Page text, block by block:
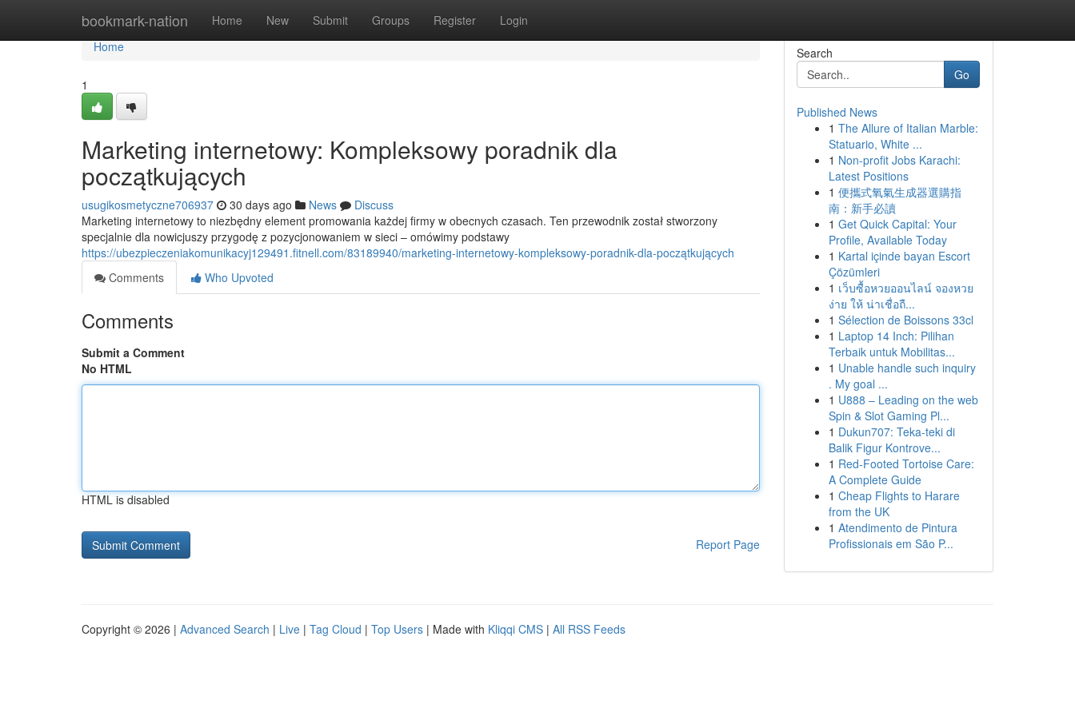
bookmark-nation Home New Submit Groups Register Login
Home
Home
1
Marketing internetowy: Kompleksowy poradnik dla
początkujących
usugikosmetyczne706937 30 days ago News
Discuss
Marketing internetowy to niezbędny element promowania każdej firmy w obecnych czasach. Ten przewodnik został stworzony
specjalnie dla nowicjuszy przygodę z pozycjonowaniem w sieci – omówimy podstawy
https://ubezpieczeniakomunikacyj129491.fitnell.com/83189940/marketing-internetowy-kompleksowy-poradnik-dla-początkujących
Comments
Who Upvoted
Comments
Submit a Comment
No HTML
HTML is disabled
Report Page
Search
Go
Published News
1 The Allure of Italian Marble:
Statuario, White ...
1 Non-profit Jobs Karachi:
Latest Positions
1 便攜式氧氣生成器選購指
南：新手必讀
1 Get Quick Capital: Your
Profile, Available Today
1 Kartal içinde bayan Escort
Çözümleri
1 เว็บซื้อหวยออนไลน์ จองหวย
ง่าย ให้ น่าเชื่อถื...
1 Sélection de Boissons 33cl
1 Laptop 14 Inch: Pilihan
Terbaik untuk Mobilitas...
1 Unable handle such inquiry
. My goal ...
1 U888 – Leading on the web
Spin & Slot Gaming Pl...
1 Dukun707: Teka-teki di
Balik Figur Kontrove...
1 Red-Footed Tortoise Care:
A Complete Guide
1 Cheap Flights to Harare
from the UK
1 Atendimento de Pintura
Profissionais em São P...
Copyright © 2026 | Advanced Search | Live | Tag Cloud | Top Users | Made with Kliqqi CMS | All RSS Feeds